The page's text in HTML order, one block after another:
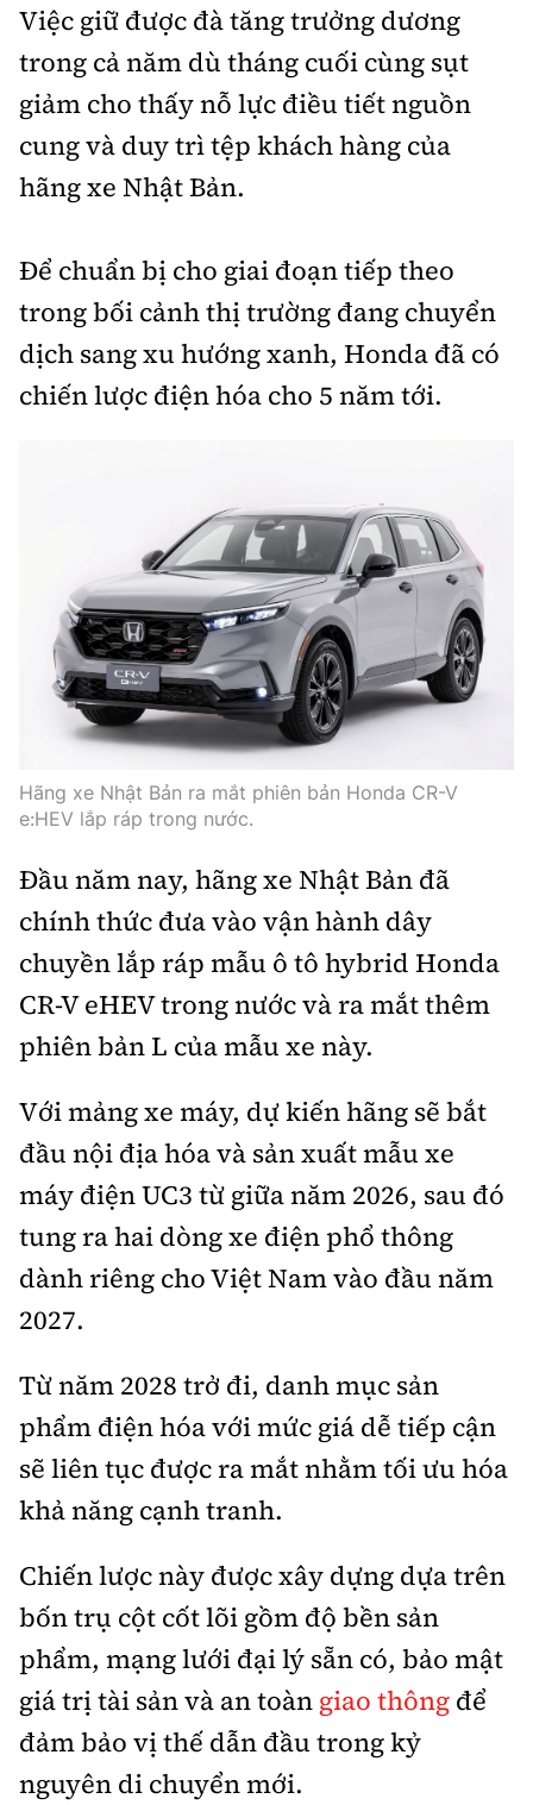
Việc giữ được đà tăng trưởng dương
trong cả năm dù tháng cuối cùng sụt
giảm cho thấy nỗ lực điều tiết nguồn
cung và duy trì tệp khách hàng của
hãng xe Nhật Bản.
Để chuẩn bị cho giai đoạn tiếp theo
trong bối cảnh thị trường đang chuyển
dịch sang xu hướng xanh, Honda đã có
chiến lược điện hóa cho 5 năm tới.
Hãng xe Nhật Bản ra mắt phiên bản Honda CR-V
e:HEV lắp ráp trong nước.
Đầu năm nay, hãng xe Nhật Bản đã
chính thức đưa vào vận hành dây
chuyền lắp ráp mẫu ô tô hybrid Honda
CR-V eHEV trong nước và ra mắt thêm
phiên bản L của mẫu xe này.
Với mảng xe máy, dự kiến hãng sẽ bắt
đầu nội địa hóa và sản xuất mẫu xe
máy điện UC3 từ giữa năm 2026, sau đó
tung ra hai dòng xe điện phổ thông
dành riêng cho Việt Nam vào đầu năm
2027.
Từ năm 2028 trở đi, danh mục sản
phẩm điện hóa với mức giá dễ tiếp cận
sẽ liên tục được ra mắt nhằm tối ưu hóa
khả năng cạnh tranh.
Chiến lược này được xây dựng dựa trên
bốn trụ cột cốt lõi gồm độ bền sản
phẩm, mạng lưới đại lý sẵn có, bảo mật
giá trị tài sản và an toàn giao thông để
đảm bảo vị thế dẫn đầu trong kỷ
nguyên di chuyển mới.